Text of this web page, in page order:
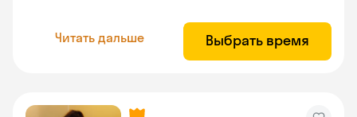
Читать дальше Выбрать время